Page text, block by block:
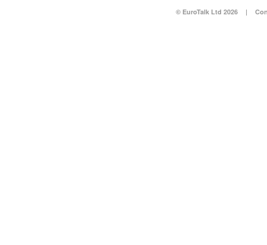
© EuroTalk Ltd 2026 |